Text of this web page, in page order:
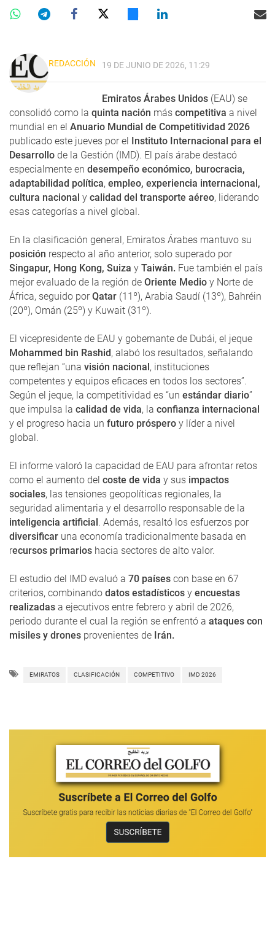
REDACCIÓN 19 DE JUNIO DE 2026, 11:29
Emiratos Árabes Unidos (EAU) se
consolidó como la quinta nación más competitiva a nivel
mundial en el Anuario Mundial de Competitividad 2026
publicado este jueves por el Instituto Internacional para el
Desarrollo de la Gestión (IMD). El país árabe destacó
especialmente en desempeño económico, burocracia,
adaptabilidad política, empleo, experiencia internacional,
cultura nacional y calidad del transporte aéreo, liderando
esas categorías a nivel global.
En la clasificación general, Emiratos Árabes mantuvo su
posición respecto al año anterior, solo superado por
Singapur, Hong Kong, Suiza y Taiwán. Fue también el país
mejor evaluado de la región de Oriente Medio y Norte de
África, seguido porQatar (11º), Arabia Saudí (13º), Bahréin
(20º), Omán (25º) y Kuwait (31º).
El vicepresidente de EAU y gobernante de Dubái, el jeque
Mohammed bin Rashid, alabó los resultados, señalando
que reflejan “una visión nacional, instituciones
competentes y equipos eficaces en todos los sectores”.
Según el jeque, la competitividad es “un estándar diario”
que impulsa la calidad de vida, la confianza internacional
y el progreso hacia un futuro próspero y líder a nivel
global.
El informe valoró la capacidad de EAU para afrontar retos
como el aumento del coste de vida y sus impactos
sociales, las tensiones geopolíticas regionales, la
seguridad alimentaria y el desarrollo responsable de la
inteligencia artificial. Además, resaltó los esfuerzos por
diversificar una economía tradicionalmente basada en
recursos primarios hacia sectores de alto valor.
El estudio del IMD evaluó a 70 países con base en 67
criterios, combinando datos estadísticos y encuestas
realizadas a ejecutivos entre febrero y abril de 2026,
periodo durante el cual la región se enfrentó a ataques con
misiles y drones provenientes de Irán.
EMIRATOS CLASIFICACIÓN COMPETITIVO IMD 2026